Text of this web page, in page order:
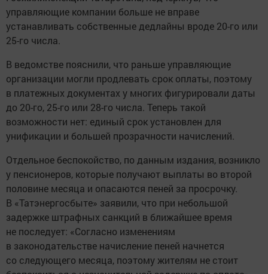
управляющие компании больше не вправе
устанавливать собственные дедлайны вроде 20-го или
25-го числа.
В ведомстве пояснили, что раньше управляющие
организации могли продлевать срок оплаты, поэтому
в платежных документах у многих фигурировали даты
до 20-го, 25-го или 28-го числа. Теперь такой
возможности нет: единый срок установлен для
унификации и большей прозрачности начислений.
Отдельное беспокойство, по данным издания, возникло
у пенсионеров, которые получают выплаты во второй
половине месяца и опасаются пеней за просрочку.
В «Татэнергосбыте» заявили, что при небольшой
задержке штрафных санкций в ближайшее время
не последует: «Согласно изменениям
в законодательстве начисление пеней начнется
со следующего месяца, поэтому жителям не стоит